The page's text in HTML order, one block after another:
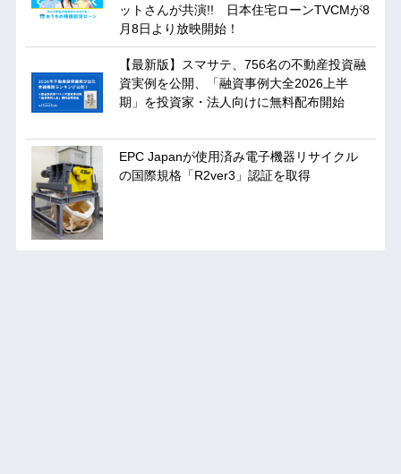
ットさんが共演!! 日本住宅ローンTVCMが8
月8日より放映開始！
【最新版】スマサテ、756名の不動産投資融
資実例を公開、「融資事例大全2026上半
期」を投資家・法人向けに無料配布開始
EPC Japanが使用済み電子機器リサイクル
の国際規格「R2ver3」認証を取得